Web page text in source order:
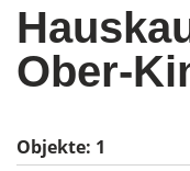
Ober-
Objekte: 1